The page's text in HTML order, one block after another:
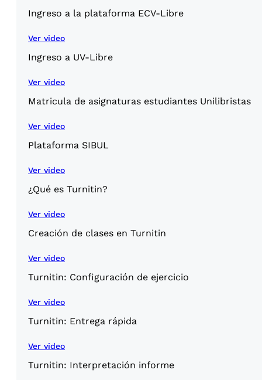
Ingreso a la plataforma ECV-Libre
Ver video
Ingreso a UV-Libre
Ver video
Matricula de asignaturas estudiantes Unilibristas
Ver video
Plataforma SIBUL
Ver video
¿Qué es Turnitin?
Ver video
Creación de clases en Turnitin
Ver video
Turnitin: Configuración de ejercicio
Ver video
Turnitin: Entrega rápida
Ver video
Turnitin: Interpretación informe